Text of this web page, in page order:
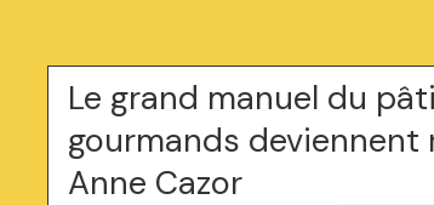
Le grand manuel du
gourmands deviennent
Anne Cazor